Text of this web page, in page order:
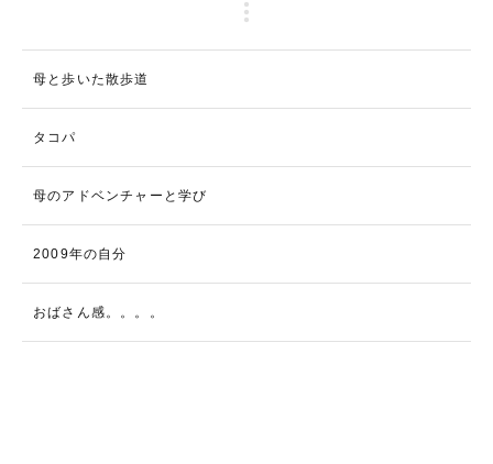
母と歩いた散歩道
タコパ
母のアドベンチャーと学び
2009年の自分
おばさん感。。。。